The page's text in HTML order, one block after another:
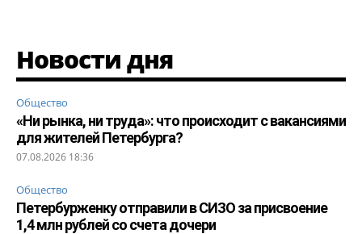
Новости дня
Общество
«Ни рынка, ни труда»: что происходит с вакансиями
для жителей Петербурга?
07.08.2026 18:36
Общество
Петербурженку отправили в СИЗО за присвоение
1,4 млн рублей со счета дочери